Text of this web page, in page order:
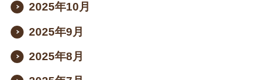
2025年10月
2025年9月
2025年8月